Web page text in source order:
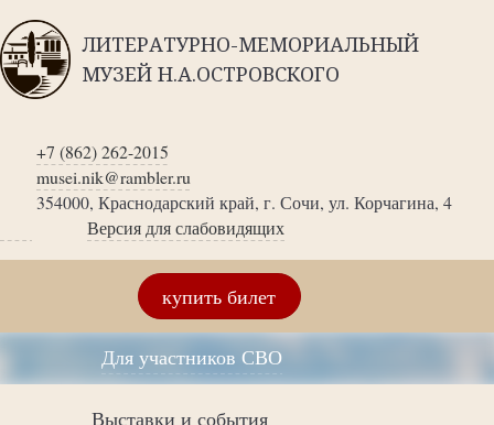
ЛИТЕРАТУРНО-МЕМОРИАЛЬНЫЙ
МУЗЕЙ Н.А.ОСТРОВСКОГО
+7 (862) 262-2015
musei.nik@rambler.ru
354000, Краснодарский край, г. Сочи, ул. Корчагина, 4
Версия для слабовидящих
купить билет
Для участников СВО
Выставки и события